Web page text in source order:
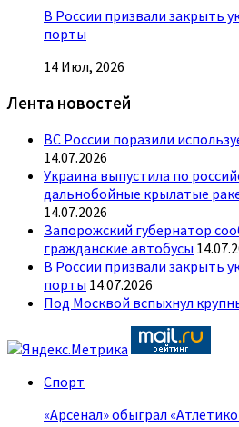
В России призвали закрыть
порты
14 Июл, 2026
Лента новостей
ВС России поразили
14.07.2026
Украина выпустила по
дальнобойные крылатые
14.07.2026
Запорожский губернатор
гражданские автобусы
В России призвали закрыть
порты 14.07.2026
Под Москвой вспыхнул
Спорт
«Арсенал» обыграл